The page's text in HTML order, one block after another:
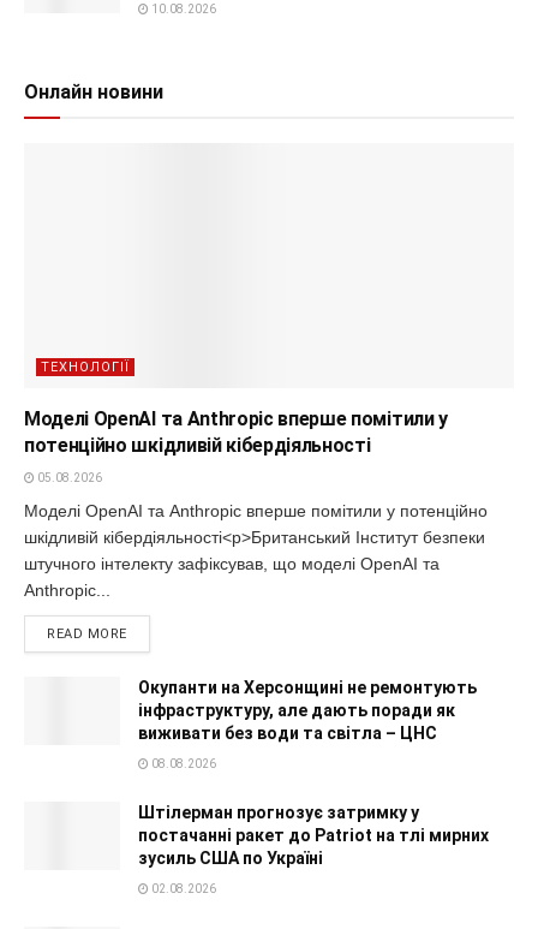
10.08.2026
Онлайн новини
ТЕХНОЛОГІЇ
Моделі OpenAI та Anthropic вперше помітили у
потенційно шкідливій кібердіяльності
05.08.2026
Моделі OpenAI та Anthropic вперше помітили у потенційно
шкідливій кібердіяльності<p>Британський Інститут безпеки
штучного інтелекту зафіксував, що моделі OpenAI та
Anthropic...
READ MORE
Окупанти на Херсонщині не ремонтують
інфраструктуру, але дають поради як
виживати без води та світла – ЦНС
08.08.2026
Штілерман прогнозує затримку у
постачанні ракет до Patriot на тлі мирних
зусиль США по Україні
02.08.2026